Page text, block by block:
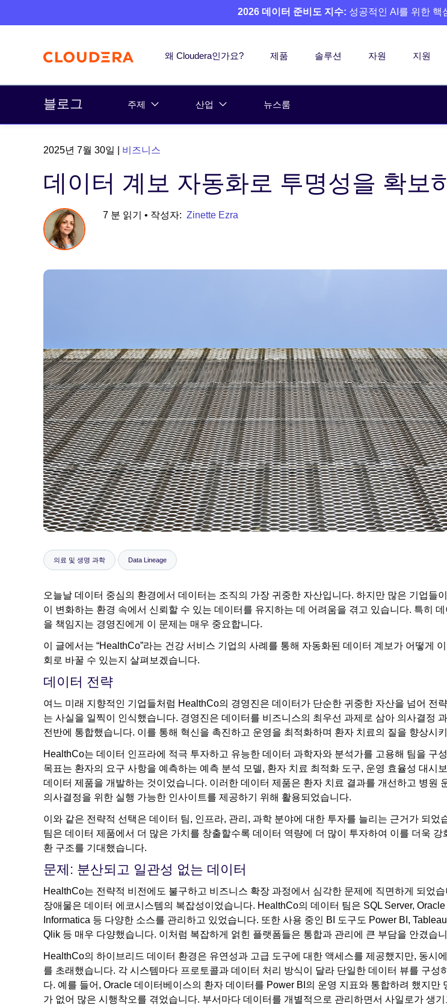
2026 데이터 준비도 지수: 성공적인 AI를 위한 핵
왜 Cloudera인가요? 제품 솔루션 자원 지원
블로그 주제 산업 뉴스룸
2025년 7월 30일 비즈니스
데이터 계보 자동화로 투명성을 확보
7 분 읽기 • 작성자: Zinette Ezra
의료 및 생명 과학 Data Lineage
오늘날 데이터 중심의 환경에서 데이터는 조직의 가장 귀중한 자산입니다. 하지만 많은 기업들
이 변화하는 환경 속에서 신뢰할 수 있는 데이터를 유지하는 데 어려움을 겪고 있습니다. 특히
을 책임지는 경영진에게 이 문제는 매우 중요합니다.
이 글에서는 “HealthCo”라는 건강 서비스 기업의 사례를 통해 자동화된 데이터 계보가 어떻게 이
회로 바꿀 수 있는지 살펴보겠습니다.
데이터 전략
여느 미래 지향적인 기업들처럼 HealthCo의 경영진은 데이터가 단순한 귀중한 자산을 넘어 전
는 사실을 일찍이 인식했습니다. 경영진은 데이터를 비즈니스의 최우선 과제로 삼아 의사결정
전반에 통합했습니다. 이를 통해 혁신을 촉진하고 운영을 최적화하며 환자 치료의 질을 향상시
HealthCo는 데이터 인프라에 적극 투자하고 유능한 데이터 과학자와 분석가를 고용해 팀을 구
목표는 환자의 요구 사항을 예측하는 예측 분석 모델, 환자 치료 최적화 도구, 운영 효율성 대시
데이터 제품을 개발하는 것이었습니다. 이러한 데이터 제품은 환자 치료 결과를 개선하고 병원
의사결정을 위한 실행 가능한 인사이트를 제공하기 위해 활용되었습니다.
이와 같은 전략적 선택은 데이터 팀, 인프라, 관리, 과학 분야에 대한 투자를 늘리는 근거가 되었
팀은 데이터 제품에서 더 많은 가치를 창출할수록 데이터 역량에 더 많이 투자하여 이를 더욱 강
환 구조를 기대했습니다.
문제: 분산되고 일관성 없는 데이터
HealthCo는 전략적 비전에도 불구하고 비즈니스 확장 과정에서 심각한 문제에 직면하게 되었
장애물은 데이터 에코시스템의 복잡성이었습니다. HealthCo의 데이터 팀은 SQL Server,
Informatica 등 다양한 소스를 관리하고 있었습니다. 또한 사용 중인 BI 도구도 Power BI,
Qlik 등 매우 다양했습니다. 이처럼 복잡하게 얽힌 플랫폼들은 통합과 관리에 큰 부담을 안겼습
HealthCo의 하이브리드 데이터 환경은 유연성과 고급 도구에 대한 액세스를 제공했지만, 동시
를 초래했습니다. 각 시스템마다 프로토콜과 데이터 처리 방식이 달라 단일한 데이터 뷰를 구성
다. 예를 들어, Oracle 데이터베이스의 환자 데이터를 Power BI의 운영 지표와 통합하려 했지만
가 없어 많은 시행착오를 겪었습니다. 부서마다 데이터를 개별적으로 관리하면서 사일로가 생기